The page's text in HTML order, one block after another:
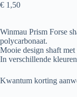
€ 1,50
Winmau Prism Forse
polycarbonaat.
Mooie design shaft
In verschillende
Kwantum korting